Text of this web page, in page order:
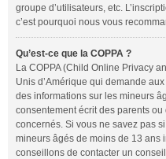
groupe d’utilisateurs, etc.
c’est pourquoi nous vous
Qu’est-ce que la COPPA ?
La COPPA (Child Online Privacy
Unis d’Amérique qui demande
des informations sur les mineurs
consentement écrit des parents
concernés. Si vous ne savez pas
mineurs âgés de moins de 13 ans
conseillons de contacter un